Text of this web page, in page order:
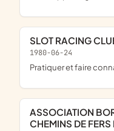
SLOT RACING
1980-06-24
pratiquer et faire
ASSOCIATION BORDELAISE DES AMIS DES
CHEMINS DE